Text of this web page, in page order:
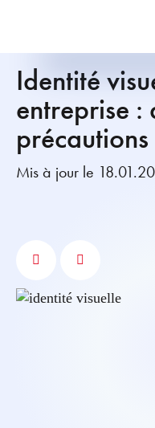
Identité
entreprise :
précautions
Mis à jour le